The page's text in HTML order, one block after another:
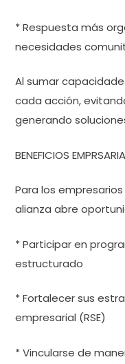
* Respuesta más
necesidades
Al sumar
cada acción,
generando
BENEFICIOS
Para los
alianza abre
* Participar en
estructurado
* Fortalecer sus
empresarial (RSE)
* Vincularse de